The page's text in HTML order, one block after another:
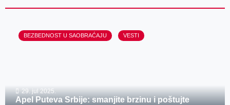
BEZBEDNOST U SAOBRAĆAJU VESTI
29. jul 2025.
Apel Puteva Srbije: smanjite brzinu i poštujte